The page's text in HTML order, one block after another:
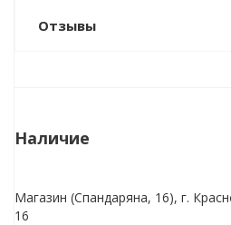
Отзывы
Наличие
Магазин (Спандаряна, 16), г.
16